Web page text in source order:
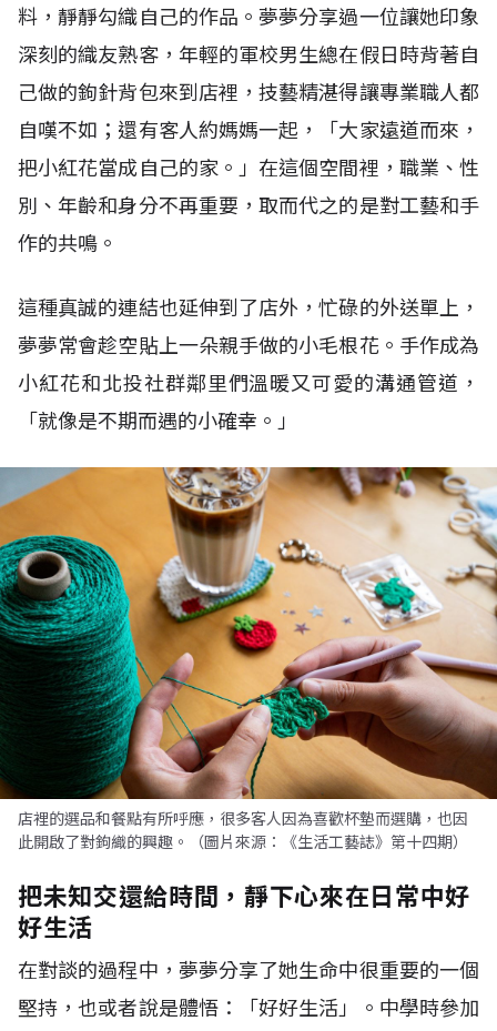
料，靜靜勾織自己的作品。夢夢分享過一位讓她印象
深刻的織友熟客，年輕的軍校男生總在假日時背著自
己做的鉤針背包來到店裡，技藝精湛得讓專業職人都
自嘆不如；還有客人約媽媽一起，「大家遠道而來，
把小紅花當成自己的家。」在這個空間裡，職業、性
別、年齡和身分不再重要，取而代之的是對工藝和手
作的共鳴。
這種真誠的連結也延伸到了店外，忙碌的外送單上，
夢夢常會趁空貼上一朵親手做的小毛根花。手作成為
小紅花和北投社群鄰里們溫暖又可愛的溝通管道，
「就像是不期而遇的小確幸。」
店裡的選品和餐點有所呼應，很多客人因為喜歡杯墊而選購，也因
此開啟了對鉤織的興趣。（圖片來源：《生活工藝誌》第十四期）
把未知交還給時間，靜下心來在日常中好
好生活
在對談的過程中，夢夢分享了她生命中很重要的一個
堅持，也或者說是體悟：「好好生活」。中學時參加